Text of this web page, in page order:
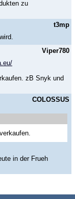
zu
t3mp
Viper780
zB Snyk und
COLOSSUS
in der Frueh